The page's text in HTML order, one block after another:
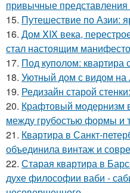
привычные представления
15. Путешествие по Азии:
16. Дом XIX века,
стал настоящим
17. Под куполом: квартира
18. Уютный дом с видом на
19. Редизайн старой стенки:
20. Крафтовый модернизм
между грубостью формы и
21. Квартира в Санкт-
объединила винтаж и
22. Старая квартира в
духе философии ваби -